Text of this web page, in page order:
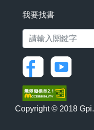
我要找書
Copyright © 2018 Gpi.